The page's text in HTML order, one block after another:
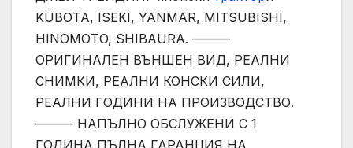
KUBOTA, ISEKI, YANMAR, MITSUBISHI,
HINOMOTO, SHIBAURA. ———
ОРИГИНАЛЕН ВЪНШЕН ВИД, РЕАЛНИ
СНИМКИ, РЕАЛНИ КОНСКИ СИЛИ,
РЕАЛНИ ГОДИНИ НА ПРОИЗВОДСТВО.
——— НАПЪЛНО ОБСЛУЖЕНИ С 1
ГОДИНА ПЪЛНА ГАРАНЦИЯ НА